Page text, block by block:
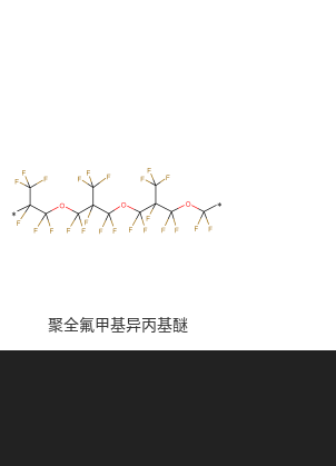
聚全氟甲基异丙基醚